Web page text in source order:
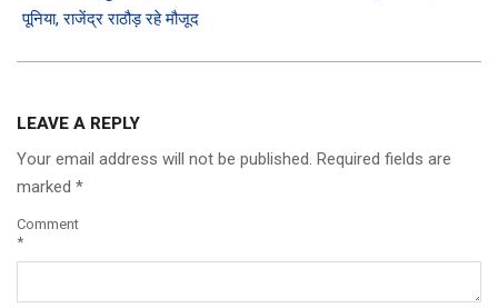
पूनिया, राजेंद्र राठौड़ रहे मौजूद
LEAVE A REPLY
Your email address will not be published. Required fields are
marked *
Comment
*